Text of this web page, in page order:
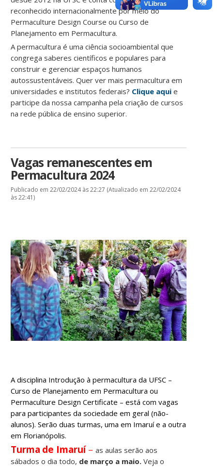
reconhecido internacionalmente por meio do
Permaculture Design Course ou Curso de
Planejamento em Permacultura.
A permacultura é uma ciência socioambiental que
congrega saberes científicos e populares para
construir e gerenciar espaços humanos
autossustentáveis. Quer ver mais permacultura em
universidades e institutos federais? Clique aqui e
participe da nossa campanha pela criação de cursos
na rede pública de ensino superior.
Vagas remanescentes em
Permacultura 2024
Publicado em 22/02/2024 às 22:27 (Atualizado em 22/02/2024
às 22:41)
A disciplina Introdução à permacultura da UFSC –
Curso de Planejamento em Permacultura ou
Permaculture Design Certificate – está com vagas
para participantes da sociedade em geral (não-
alunos). Serão duas turmas, uma em Imaruí e a outra
em Florianópolis.
Turma de Imaruí–as aulas serão aos
sábados o dia todo, de março a maio. Veja o